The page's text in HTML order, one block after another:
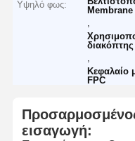
Υψηλό φως:
Κεφαλαίο
FPC
εισαγωγή: